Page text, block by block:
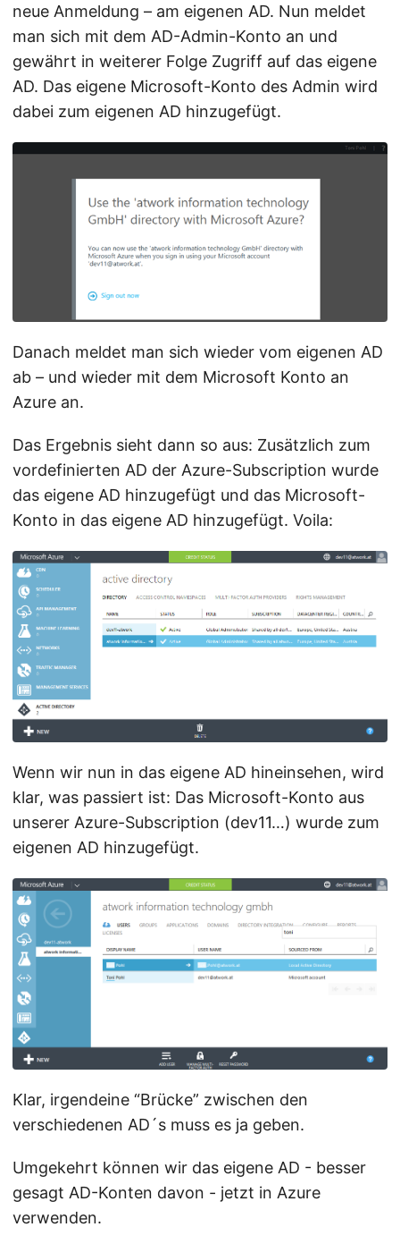
neue Anmeldung – am eigenen AD. Nun meldet
man sich mit dem AD-Admin-Konto an und
gewährt in weiterer Folge Zugriff auf das eigene
AD. Das eigene Microsoft-Konto des Admin wird
dabei zum eigenen AD hinzugefügt.
Danach meldet man sich wieder vom eigenen AD
ab – und wieder mit dem Microsoft Konto an
Azure an.
Das Ergebnis sieht dann so aus: Zusätzlich zum
vordefinierten AD der Azure-Subscription wurde
das eigene AD hinzugefügt und das Microsoft-
Konto in das eigene AD hinzugefügt. Voila:
Wenn wir nun in das eigene AD hineinsehen, wird
klar, was passiert ist: Das Microsoft-Konto aus
unserer Azure-Subscription (dev11…) wurde zum
eigenen AD hinzugefügt.
Klar, irgendeine “Brücke” zwischen den
verschiedenen AD´s muss es ja geben.
Umgekehrt können wir das eigene AD - besser
gesagt AD-Konten davon - jetzt in Azure
verwenden.